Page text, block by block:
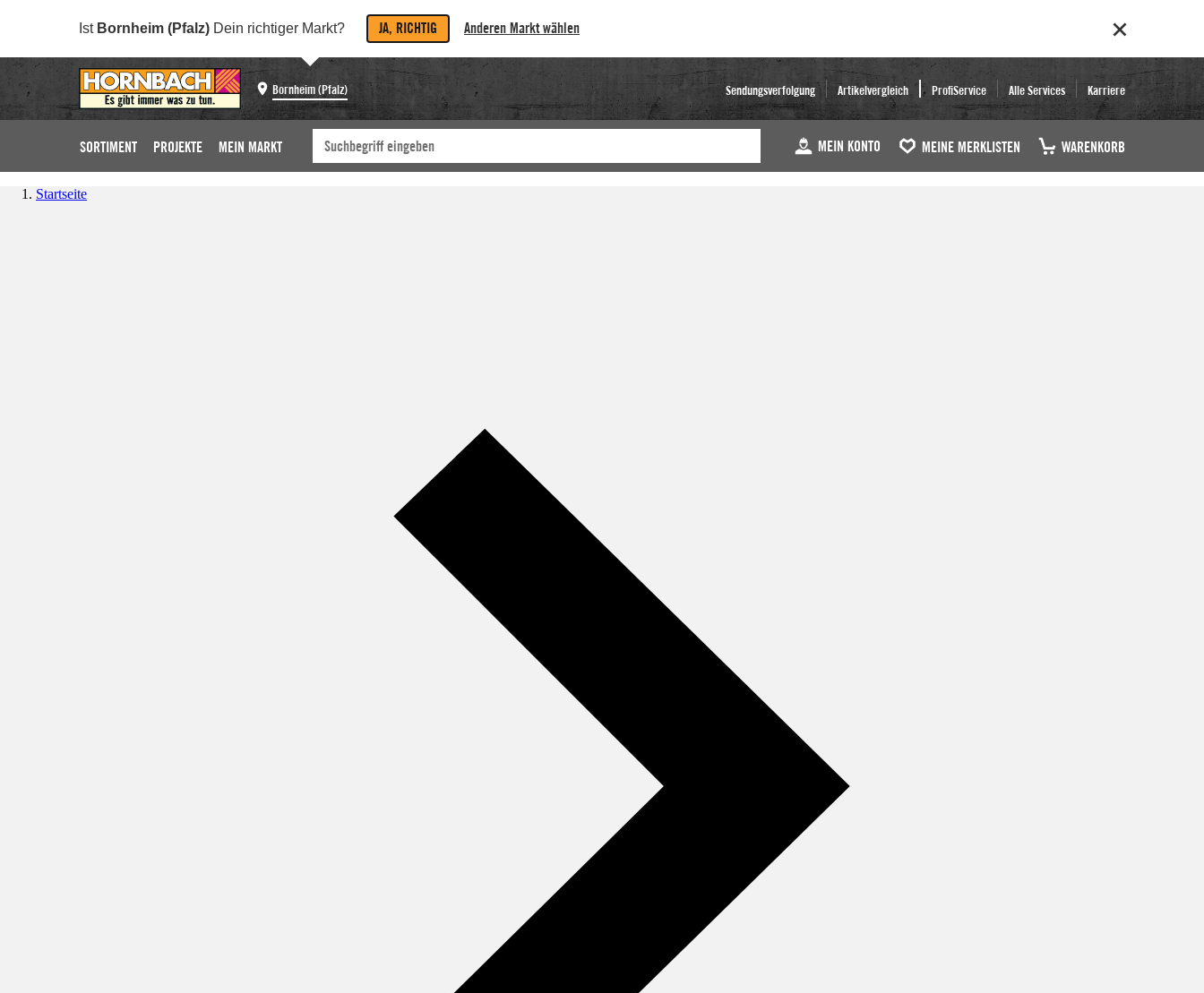
Ist Bornheim (Pfalz) Dein richtiger Markt? JA, RICHTIG Anderen Markt wählen
Bornheim (Pfalz) Sendungsverfolgung Artikelvergleich ProfiService Alle Services Karriere
SORTIMENT PROJEKTE MEIN MARKT MEIN KONTO MEINE MERKLISTEN WARENKORB
Startseite